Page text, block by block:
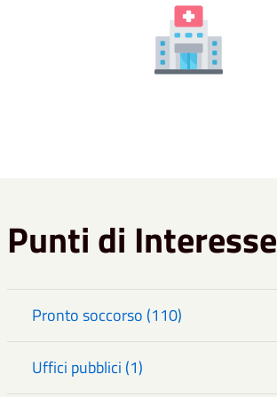
Punti di Interesse
Pronto soccorso (110)
Uffici pubblici (1)